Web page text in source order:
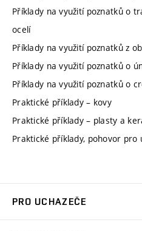
Příklady na využití poznatků o
ocelí
Příklady na využití poznatků z
Příklady na využití poznatků o
Příklady na využití poznatků o
Praktické příklady – kovy
Praktické příklady – plasty a
Praktické příklady, pohovor pro
PRO UCHAZEČE